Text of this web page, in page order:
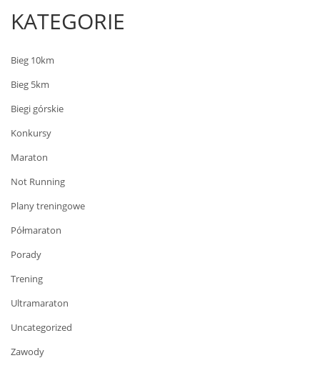
KATEGORIE
Bieg 10km
Bieg 5km
Biegi górskie
Konkursy
Maraton
Not Running
Plany treningowe
Półmaraton
Porady
Trening
Ultramaraton
Uncategorized
Zawody